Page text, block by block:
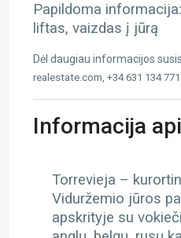
Papildoma
liftas, vaizdas į jūrą
Dėl daugiau informacijos
realestate.com, +34 631 134
Informacija
Torrevieja –
Viduržemio jūros
apskrityje su